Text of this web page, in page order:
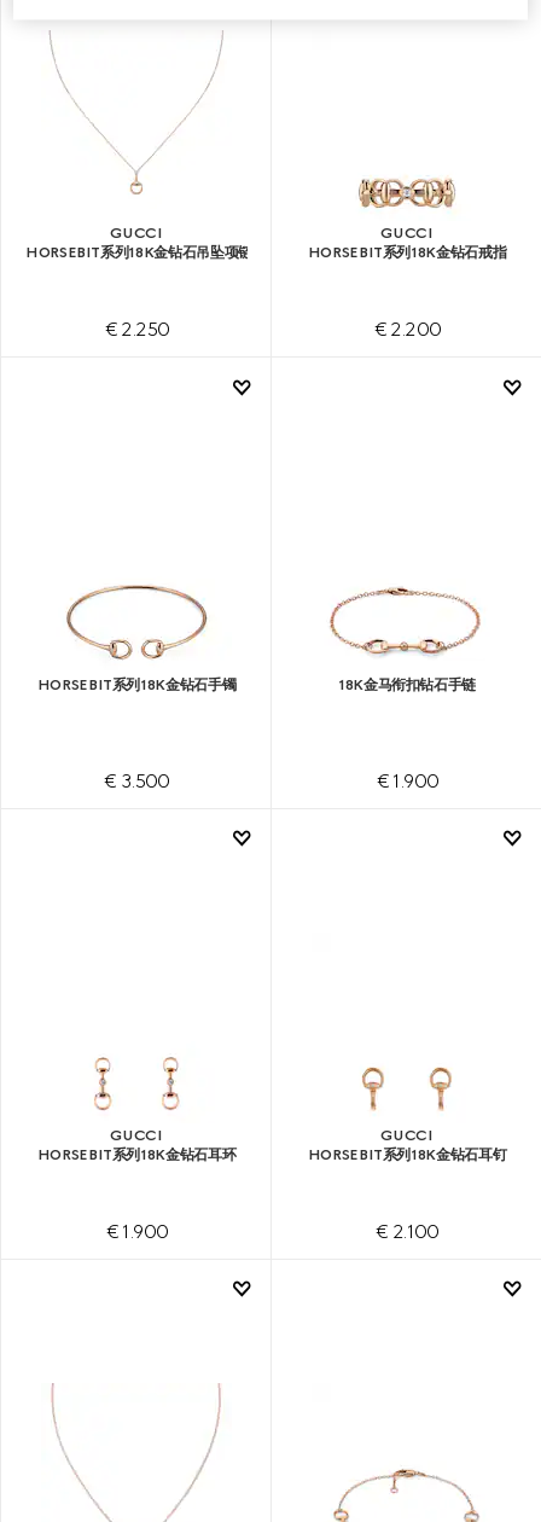
GUCCI
HORSEBIT系列18K金钻石吊坠项链
€ 2.250
GUCCI
HORSEBIT系列18K金钻石戒指
€ 2.200
HORSEBIT系列18K金钻石手镯
€ 3.500
18K金马衔扣钻石手链
€ 1.900
GUCCI
HORSEBIT系列18K金钻石耳环
€ 1.900
GUCCI
HORSEBIT系列18K金钻石耳钉
€ 2.100